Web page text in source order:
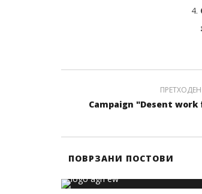
ПРЕТХОДЕН
Campaign "Desent
ПОВРЗАНИ ПОСТОВИ